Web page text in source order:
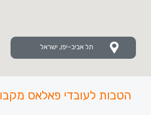
תל אביב-יפו, ישראל
הטבות לעובדי פאלאס